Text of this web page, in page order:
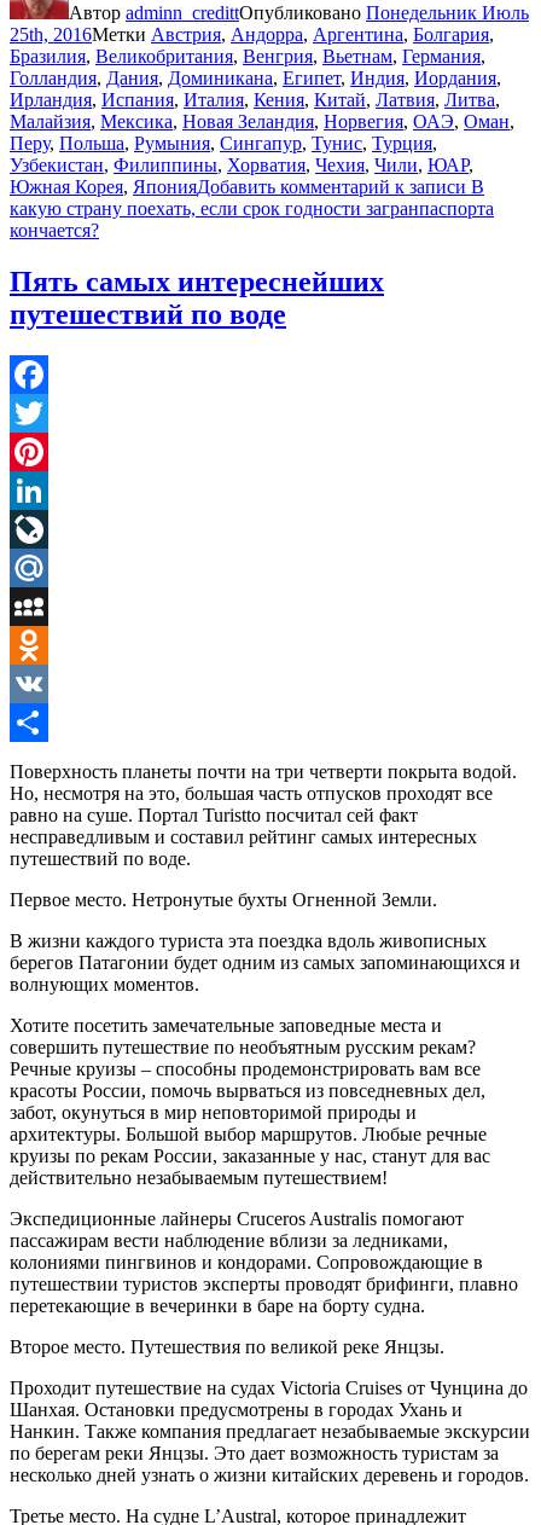
Автор adminn_credittОпубликовано Понедельник Июль
25th, 2016Метки Австрия, Андорра, Аргентина, Болгария,
Бразилия, Великобритания, Венгрия, Вьетнам, Германия,
Голландия, Дания, Доминикана, Египет, Индия, Иордания,
Ирландия, Испания, Италия, Кения, Китай, Латвия, Литва,
Малайзия, Мексика, Новая Зеландия, Норвегия, ОАЭ, Оман,
Перу, Польша, Румыния, Сингапур, Тунис, Турция,
Узбекистан, Филиппины, Хорватия, Чехия, Чили, ЮАР,
Южная Корея, ЯпонияДобавить комментарий к записи В
какую страну поехать, если срок годности загранпаспорта
кончается?
Пять самых интереснейших
путешествий по воде
Facebook
Twitter
Pinterest
LinkedIn
LiveJournal
Mail.Ru
MySpace
Odnoklassniki
VK
Отправить
Поверхность планеты почти на три четверти покрыта водой.
Но, несмотря на это, большая часть отпусков проходят все
равно на суше. Портал Turistto посчитал сей факт
несправедливым и составил рейтинг самых интересных
путешествий по воде.
Первое место. Нетронутые бухты Огненной Земли.
В жизни каждого туриста эта поездка вдоль живописных
берегов Патагонии будет одним из самых запоминающихся и
волнующих моментов.
Хотите посетить замечательные заповедные места и
совершить путешествие по необъятным русским рекам?
Речные круизы – способны продемонстрировать вам все
красоты России, помочь вырваться из повседневных дел,
забот, окунуться в мир неповторимой природы и
архитектуры. Большой выбор маршрутов. Любые речные
круизы по рекам России, заказанные у нас, станут для вас
действительно незабываемым путешествием!
Экспедиционные лайнеры Cruceros Australis помогают
пассажирам вести наблюдение вблизи за ледниками,
колониями пингвинов и кондорами. Сопровождающие в
путешествии туристов эксперты проводят брифинги, плавно
перетекающие в вечеринки в баре на борту судна.
Второе место. Путешествия по великой реке Янцзы.
Проходит путешествие на судах Victoria Cruises от Чунцина до
Шанхая. Остановки предусмотрены в городах Ухань и
Нанкин. Также компания предлагает незабываемые экскурсии
по берегам реки Янцзы. Это дает возможность туристам за
несколько дней узнать о жизни китайских деревень и городов.
Третье место. На судне L’Austral, которое принадлежит